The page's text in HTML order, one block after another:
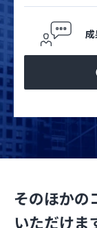
そのほかの
いただけま